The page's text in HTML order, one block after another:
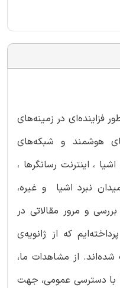
فزاینده‌ای در زمینه‌های
هوشمند و شبکه‌های
، اینترنت رسانگرها ،
نبرد اشیا و غیره،
و مرور مقالاتی در
زمینه‌ی راه‌حل‌های امنیتی IoT پرداخته‌ایم که از ژانویه‌ی
چاپ شده‌اند. از مشاهدات ما،
عدم وجود مجموعه‌داده‌های IoT با دسترسی عمومی، جهت